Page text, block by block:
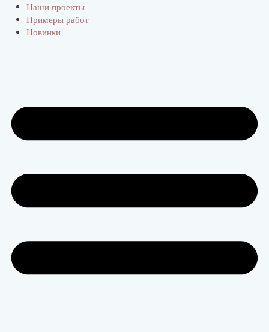
Наши проекты
Примеры работ
Новинки